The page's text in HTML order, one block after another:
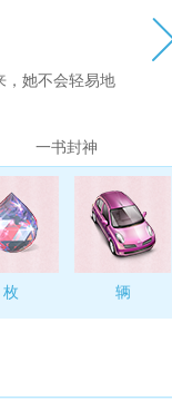
她不会轻易地
这段时间发生的
一书封神
枚 辆